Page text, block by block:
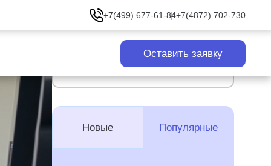
+7(499) 677-61-84+7(4872) 702-730
Оставить заявку
Все статьи
Новые Популярные